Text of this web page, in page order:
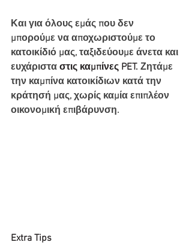
Και για όλους εμάς που δεν
μπορούμε να αποχωριστούμε το
κατοικίδιό μας, ταξιδεύουμε άνετα και
ευχάριστα στις καμπίνες PET. Ζητάμε
την καμπίνα κατοικίδιων κατά την
κράτησή μας, χωρίς καμία επιπλέον
οικονομική επιβάρυνση.
Extra Tips